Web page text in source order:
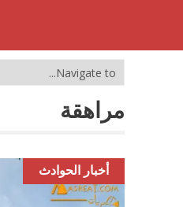
مراهقة
أخبار الحوادث